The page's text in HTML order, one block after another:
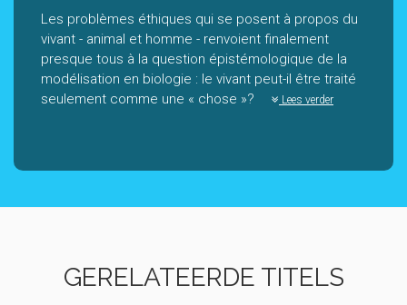
Les problèmes éthiques qui se posent à propos du
vivant - animal et homme - renvoient finalement
presque tous à la question épistémologique de la
modélisation en biologie : le vivant peut-il être traité
seulement comme une « chose »?
Lees verder
GERELATEERDE TITELS